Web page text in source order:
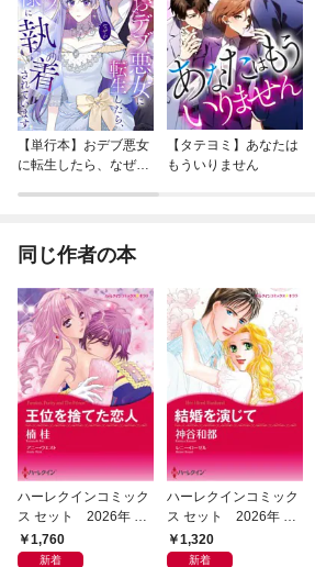
【単行本】おデブ悪女
に転生したら、なぜか
【タテヨミ】あなたは
もういりません
同じ作者の本
ハーレクインコミック
ス セット 2026年 vo
l.1085
1,760
新着
ハーレクインコミック
ス セット 2026年 vo
l.1021
1,320
新着